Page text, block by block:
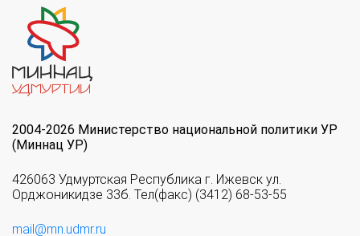
2004-2026 Министерство национальной политики УР
(Миннац УР)
426063 Удмуртская Республика г. Ижевск ул.
Орджоникидзе 33б. Тел(факс) (3412) 68-53-55
mail@mn.udmr.ru